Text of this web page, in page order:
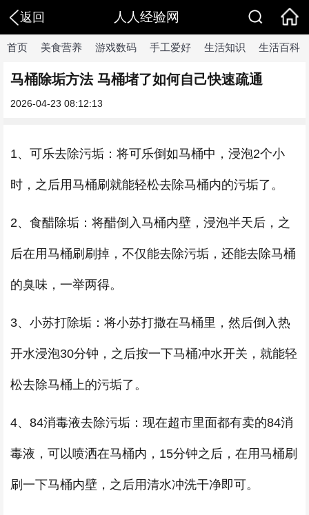
返回 人人经验网
首页 美食营养 游戏数码 手工爱好 生活知识 生活百科
马桶除垢方法 马桶堵了如何自己快速疏通
2026-04-23 08:12:13
1、可乐去除污垢：将可乐倒如马桶中，浸泡2个小
时，之后用马桶刷就能轻松去除马桶内的污垢了。
2、食醋除垢：将醋倒入马桶内壁，浸泡半天后，之
后在用马桶刷刷掉，不仅能去除污垢，还能去除马桶
的臭味，一举两得。
3、小苏打除垢：将小苏打撒在马桶里，然后倒入热
开水浸泡30分钟，之后按一下马桶冲水开关，就能轻
松去除马桶上的污垢了。
4、84消毒液去除污垢：现在超市里面都有卖的84消
毒液，可以喷洒在马桶内，15分钟之后，在用马桶刷
刷一下马桶内壁，之后用清水冲洗干净即可。